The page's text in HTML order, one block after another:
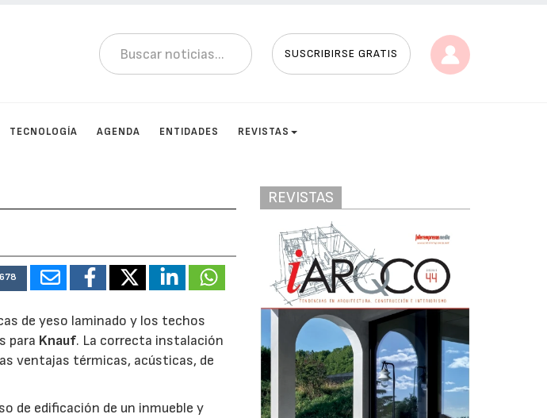
SUSCRIBIRSE GRATIS
TECNOLOGÍA AGENDA ENTIDADES REVISTAS
678
de yeso laminado y los techos
para Knauf. La correcta instalación
ventajas térmicas, acústicas, de
de edificación de un inmueble y
REVISTAS